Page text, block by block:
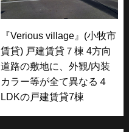
『Verious village』(小牧市
賃貸) 戸建賃貸７棟 4方向
道路の敷地に、外観/内装
カラー等が全て異なる４
LDKの戸建賃貸7棟